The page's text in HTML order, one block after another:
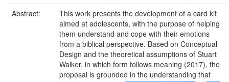
Abstract:
This work presents the development of a card kit
aimed at adolescents, with the purpose of helping
them understand and cope with their emotions
from a biblical perspective. Based on Conceptual
Design and the theoretical assumptions of Stuart
Walker, in which form follows meaning (2017), the
proposal is grounded in the understanding that